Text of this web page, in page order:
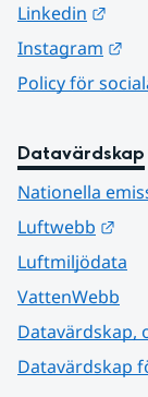
Linkedin
Instagram
Policy för
Datavärdskap
Nationella
Luftwebb
Luftmiljödata
VattenWebb
Datavärdskap,
Datavärdskap